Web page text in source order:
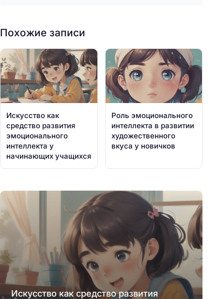
Похожие записи
Искусство как
средство развития
эмоционального
интеллекта у
начинающих учащихся
Роль эмоционального
интеллекта в развитии
художественного
вкуса у новичков
Искусство как средство развития